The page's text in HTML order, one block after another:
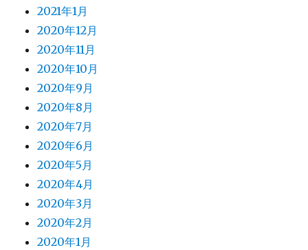
2021年1月
2020年12月
2020年11月
2020年10月
2020年9月
2020年8月
2020年7月
2020年6月
2020年5月
2020年4月
2020年3月
2020年2月
2020年1月